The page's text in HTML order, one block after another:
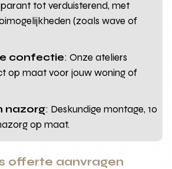
tot verduisterend, met
(zoals wave of
confectie: Onze ateliers
op maat voor jouw woning of
nazorg: Deskundige montage, 10
op maat.
offerte aanvragen